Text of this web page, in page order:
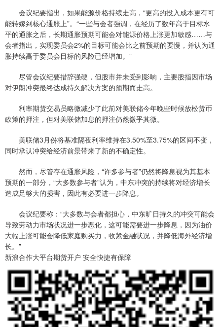
会议纪要指出，如果能源价格持续走高，“更高的投入成本更有可
能转嫁到核心通胀上”。“一些与会者强调，在经历了数年高于目标水
平的通胀之后，长期通胀预期可能会对能源价格上涨更加敏感……与
会者指出，实现委员会2%的目标可能会比之前预期的要慢，并认为通
胀持续高于委员会目标的风险已经增加。”
尽管会议纪要措辞强硬，但股市并未受到影响，主要股指因市场
对伊朗冲突最终达成持久解决方案的预期而走高。
利率期货交易员略微减少了此前对美联储今年晚些时候放松货币
政策的押注，但对美联储加息的押注仍然微乎其微。
美联储3月份将基准隔夜利率维持在3.50%至3.75%的区间不变，
同时承认冲突给经济前景带来了新的不确定性。
然而，尽管存在通胀风险，“许多参与者”仍然将降息视为其基本
预期的一部分，“大多数参与者”认为，中东冲突的持续将对经济增长
造成足够大的损害，因此有必要进一步降息。
会议纪要称：“大多数与会者都担心，中东旷日持久的冲突可能会
导致劳动力市场状况进一步恶化，这可能需要进一步降息，因为油价
大幅上涨可能会降低家庭购买力，收紧金融状况，并降低海外经济增
长。”
新浪合作大平台期货开户 安全快捷有保障